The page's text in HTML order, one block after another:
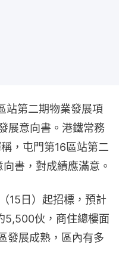
站第二期物業發展項
展意向書。港鐵常務
，屯門第16區站第二
書，對成績應滿意。
15日）起招標，預計
5,500伙，商住總樓面
發展成熟，區內有多